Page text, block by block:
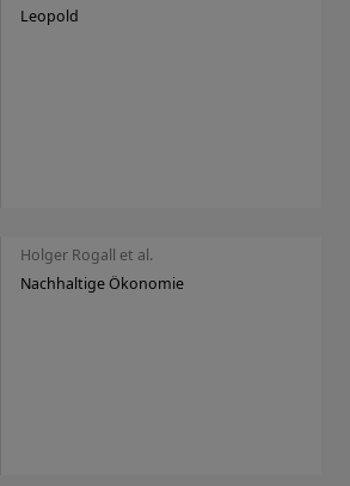
Leopold
Holger Rogall et al.
Nachhaltige Ökonomie